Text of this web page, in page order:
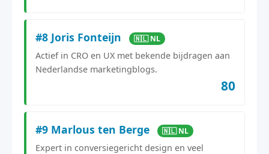
#8 Joris Fonteijn 🇳🇱 NL
Actief in CRO en UX met bekende bijdragen aan
Nederlandse marketingblogs.
80
#9 Marlous ten Berge 🇳🇱 NL
Expert in conversiegericht design en veel